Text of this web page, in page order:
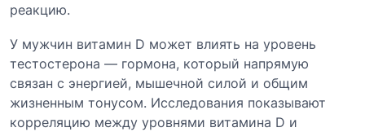
реакцию.
У мужчин витамин D может влиять на уровень
тестостерона — гормона, который напрямую
связан с энергией, мышечной силой и общим
жизненным тонусом. Исследования показывают
корреляцию между уровнями витамина D и